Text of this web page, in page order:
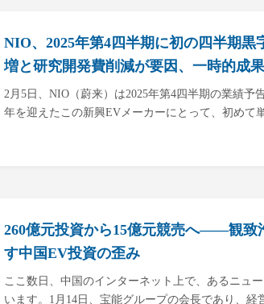
NIO、2025年第4四半期に初の四半期
増と研究開発費削減が要因、一時的成
2月5日、NIO（蔚来）は2025年第4四半期の業績予
年を迎えたこの新興EVメーカーにとって、初めて
260億元投資から15億元競売へ――観致
す中国EV投資の歪み
ここ数日、中国のインターネット上で、あるニュ
います。1月14日、宝能グループの会長であり、